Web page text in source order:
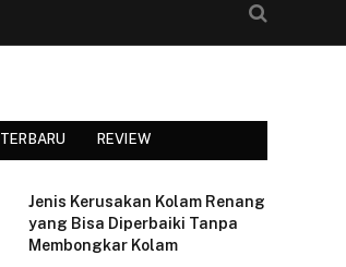
TERBARU REVIEW
Jenis Kerusakan Kolam Renang
yang Bisa Diperbaiki Tanpa
Membongkar Kolam